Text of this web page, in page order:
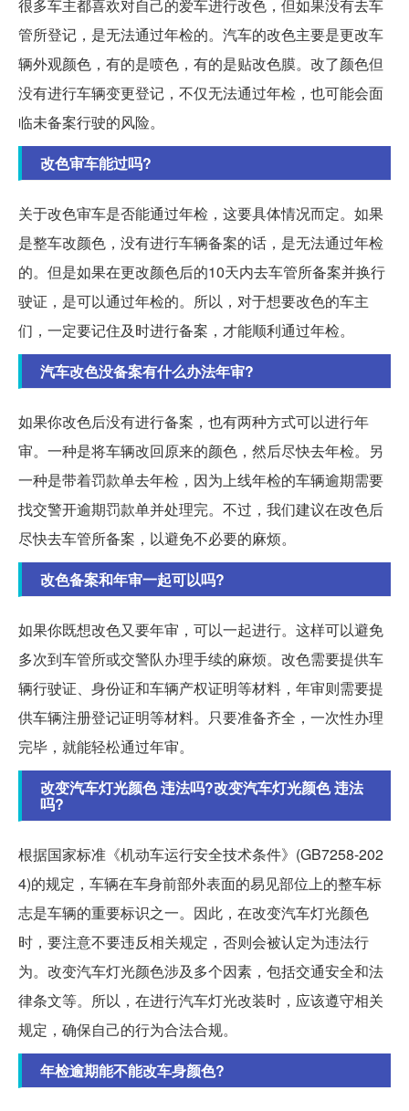
很多车主都喜欢对自己的爱车进行改色，但如果没有去车
管所登记，是无法通过年检的。汽车的改色主要是更改车
辆外观颜色，有的是喷色，有的是贴改色膜。改了颜色但
没有进行车辆变更登记，不仅无法通过年检，也可能会面
临未备案行驶的风险。
改色审车能过吗?
关于改色审车是否能通过年检，这要具体情况而定。如果
是整车改颜色，没有进行车辆备案的话，是无法通过年检
的。但是如果在更改颜色后的10天内去车管所备案并换行
驶证，是可以通过年检的。所以，对于想要改色的车主
们，一定要记住及时进行备案，才能顺利通过年检。
汽车改色没备案有什么办法年审?
如果你改色后没有进行备案，也有两种方式可以进行年
审。一种是将车辆改回原来的颜色，然后尽快去年检。另
一种是带着罚款单去年检，因为上线年检的车辆逾期需要
找交警开逾期罚款单并处理完。不过，我们建议在改色后
尽快去车管所备案，以避免不必要的麻烦。
改色备案和年审一起可以吗?
如果你既想改色又要年审，可以一起进行。这样可以避免
多次到车管所或交警队办理手续的麻烦。改色需要提供车
辆行驶证、身份证和车辆产权证明等材料，年审则需要提
供车辆注册登记证明等材料。只要准备齐全，一次性办理
完毕，就能轻松通过年审。
改变汽车灯光颜色 违法吗?改变汽车灯光颜色 违法
吗?
根据国家标准《机动车运行安全技术条件》(GB7258-202
4)的规定，车辆在车身前部外表面的易见部位上的整车标
志是车辆的重要标识之一。因此，在改变汽车灯光颜色
时，要注意不要违反相关规定，否则会被认定为违法行
为。改变汽车灯光颜色涉及多个因素，包括交通安全和法
律条文等。所以，在进行汽车灯光改装时，应该遵守相关
规定，确保自己的行为合法合规。
年检逾期能不能改车身颜色?